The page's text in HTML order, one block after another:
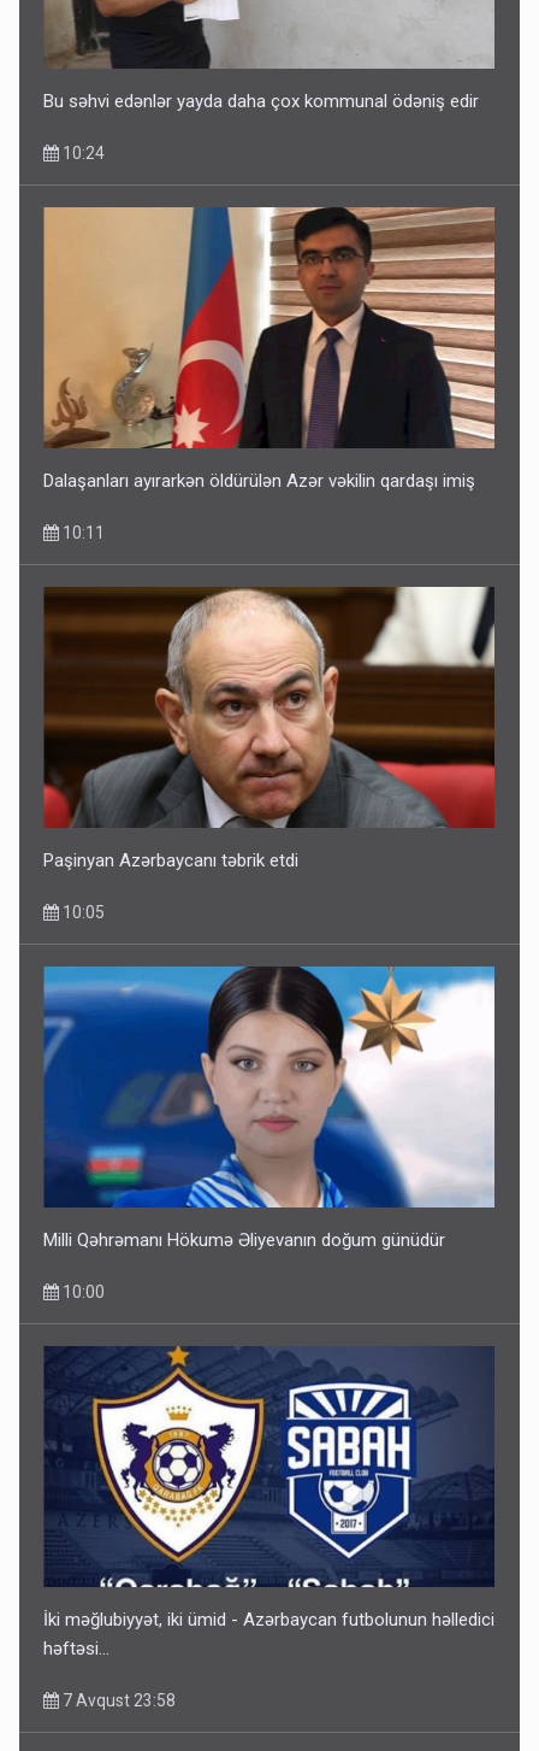
Bu səhvi edənlər yayda daha çox kommunal ödəniş edir
10:24
Dalaşanları ayırarkən öldürülən Azər vəkilin qardaşı imiş
10:11
Paşinyan Azərbaycanı təbrik etdi
10:05
Milli Qəhrəmanı Hökumə Əliyevanın doğum günüdür
10:00
İki məğlubiyyət, iki ümid - Azərbaycan futbolunun həlledici
həftəsi...
7 Avqust 23:58